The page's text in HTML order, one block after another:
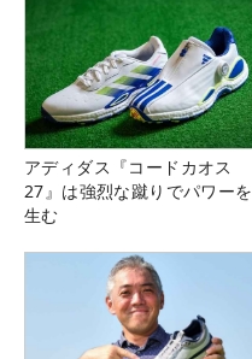
アディダス『コードカオス
27』は強烈な蹴りでパワーを
生む